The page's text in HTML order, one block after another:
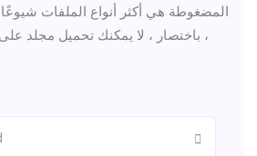
المضغوطة هي أكثر أنواع الملفات شيوعًا